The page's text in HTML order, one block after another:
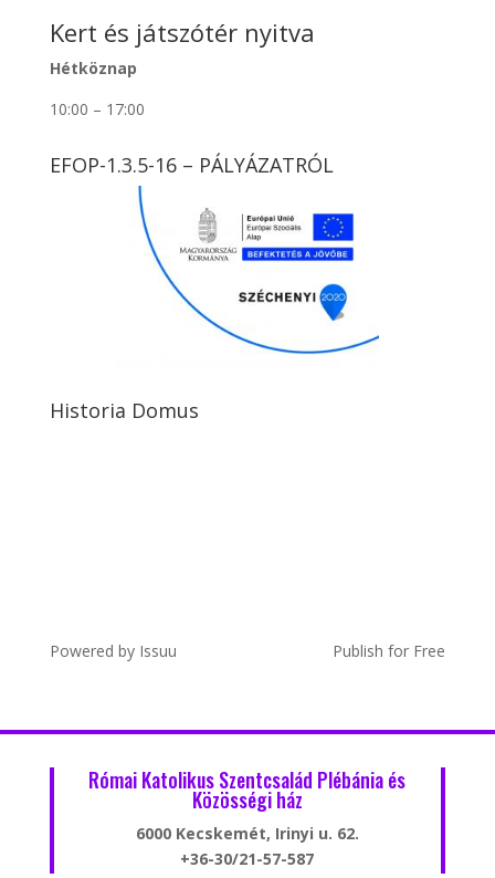
Kert és játszótér nyitva
Hétköznap
10:00 – 17:00
EFOP-1.3.5-16 – PÁLYÁZATRÓL
Historia Domus
Powered by Issuu Publish for Free
Római Katolikus Szentcsalád Plébánia és
Közösségi ház
6000 Kecskemét, Irinyi u. 62.
+36-30/21-57-587